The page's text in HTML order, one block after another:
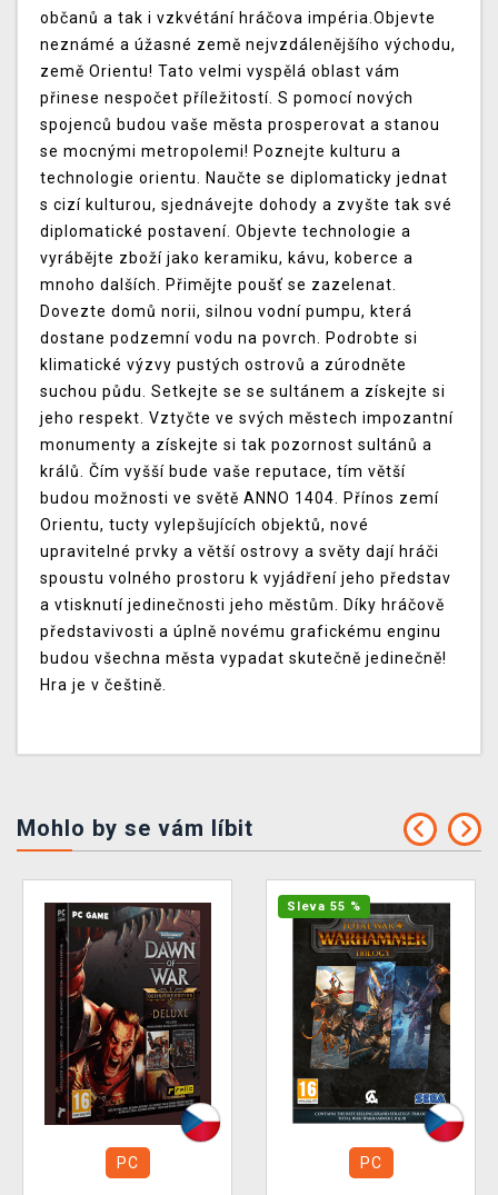
občanů a tak i vzkvétání hráčova impéria.Objevte
neznámé a úžasné země nejvzdálenějšího východu,
země Orientu! Tato velmi vyspělá oblast vám
přinese nespočet příležitostí. S pomocí nových
spojenců budou vaše města prosperovat a stanou
se mocnými metropolemi! Poznejte kulturu a
technologie orientu. Naučte se diplomaticky jednat
s cizí kulturou, sjednávejte dohody a zvyšte tak své
diplomatické postavení. Objevte technologie a
vyrábějte zboží jako keramiku, kávu, koberce a
mnoho dalších. Přimějte poušť se zazelenat.
Dovezte domů norii, silnou vodní pumpu, která
dostane podzemní vodu na povrch. Podrobte si
klimatické výzvy pustých ostrovů a zúrodněte
suchou půdu. Setkejte se se sultánem a získejte si
jeho respekt. Vztyčte ve svých městech impozantní
monumenty a získejte si tak pozornost sultánů a
králů. Čím vyšší bude vaše reputace, tím větší
budou možnosti ve světě ANNO 1404. Přínos zemí
Orientu, tucty vylepšujících objektů, nové
upravitelné prvky a větší ostrovy a světy dají hráči
spoustu volného prostoru k vyjádření jeho představ
a vtisknutí jedinečnosti jeho městům. Díky hráčově
představivosti a úplně novému grafickému enginu
budou všechna města vypadat skutečně jedinečně!
Hra je v češtině.
Mohlo by se vám líbit
PC
Sleva 55 %
PC